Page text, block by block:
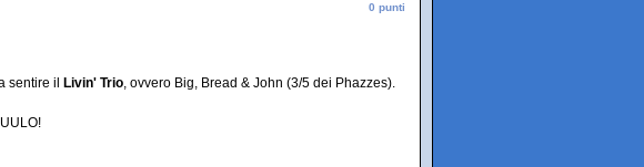
0 punti
sentire il Livin' Trio, ovvero Big, Bread & John (3/5 dei Phazzes).